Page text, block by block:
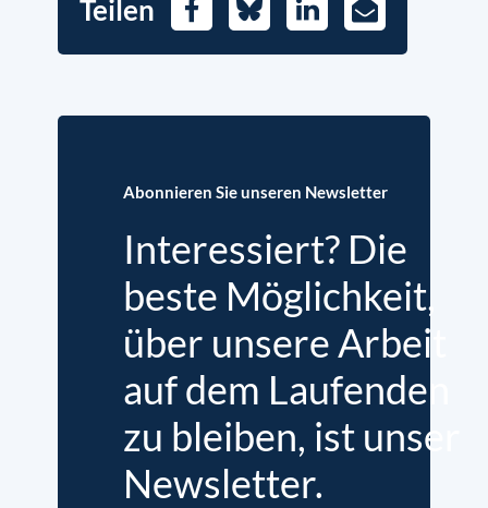
Teilen FacebookBlueskyLinkedIn
E-
Mail
Abonnieren Sie unseren Newsletter
Interessiert? Die
beste Möglichkeit,
über unsere Arbeit
auf dem Laufenden
zu bleiben, ist unser
Newsletter.